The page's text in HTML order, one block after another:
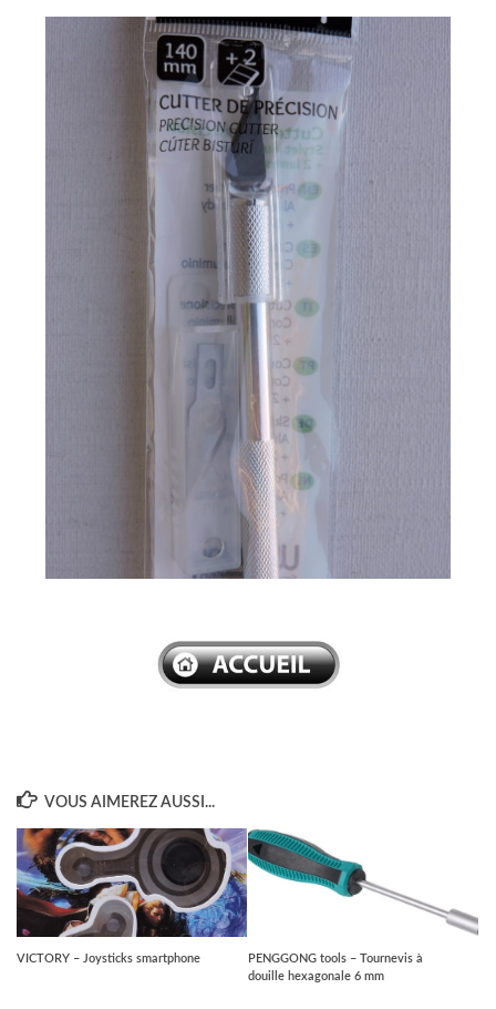
VOUS AIMEREZ AUSSI...
VICTORY – Joysticks smartphone
PENGGONG tools – Tournevis à
douille hexagonale 6 mm